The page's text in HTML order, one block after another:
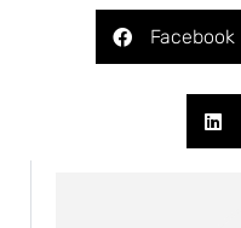
Facebook